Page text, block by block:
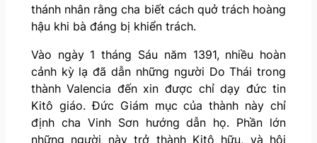
thánh nhân rằng cha biết cách quở trách hoàng
hậu khi bà đáng bị khiển trách.
Vào ngày 1 tháng Sáu năm 1391, nhiều hoàn
cảnh kỳ lạ đã dẫn những người Do Thái trong
thành Valencia đến xin được chỉ dạy đức tin
Kitô giáo. Đức Giám mục của thành này chỉ
định cha Vinh Sơn hướng dẫn họ. Phần lớn
những người này trở thành Kitô hữu, và hội